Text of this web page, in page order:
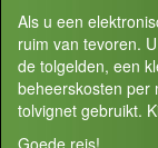
Als u een
ruim van tevoren.
de tolgelden, een
beheerskosten per
tolvignet gebruikt.
Goede reis!